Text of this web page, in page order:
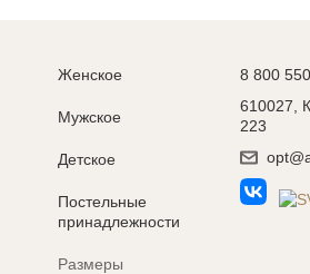
Женское
Мужское
Детское
Постельные
принадлежности
Размеры
8 800
610027,
223